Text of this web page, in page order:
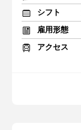
シフト
雇用形態
アクセス